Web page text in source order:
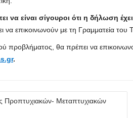
να είναι σίγουροι ότι η δήλωση
να επικοινωνούν με τη Γραμματεία του
προβλήματος, θα πρέπει να
.
Προπτυχιακών- Μεταπτυχιακών